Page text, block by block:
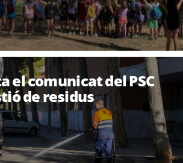
el comunicat del PSC
de residus